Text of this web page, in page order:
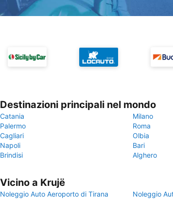
Destinazioni principali nel mondo
Catania
Milano
Palermo
Roma
Cagliari
Olbia
Napoli
Bari
Brindisi
Alghero
Vicino a Krujë
Noleggio Auto Aeroporto di Tirana Noleggio